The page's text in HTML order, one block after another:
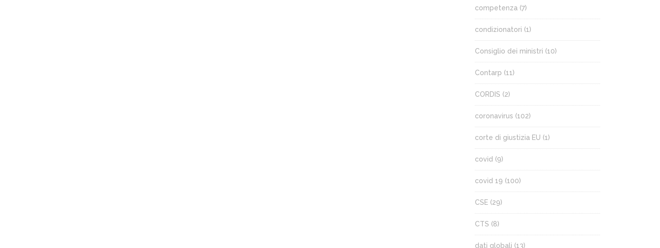
competenza (7)
condizionatori (1)
Consiglio dei ministri (10)
Contarp (11)
CORDIS (2)
coronavirus (102)
corte di giustizia EU (1)
covid (9)
covid 19 (100)
CSE (29)
CTS (8)
dati globali (13)